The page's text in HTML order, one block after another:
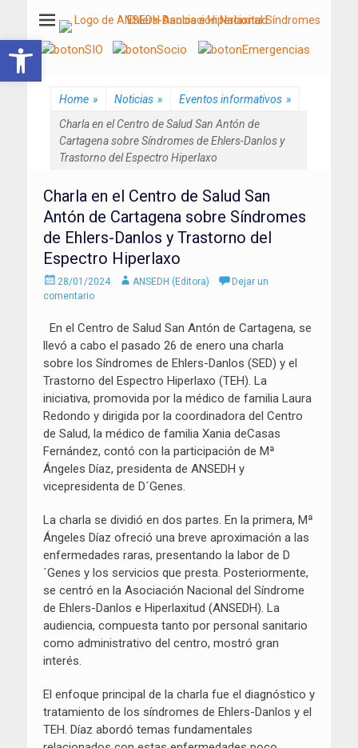
ANSEDH
Asociación Nacional del Síndrome de Ehlers-Danlos e Hiperlaxitud
Home » Noticias » Eventos informativos »
Charla en el Centro de Salud San Antón de
Cartagena sobre Síndromes de Ehlers-Danlos y
Trastorno del Espectro Hiperlaxo
Charla en el Centro de Salud San
Antón de Cartagena sobre Síndromes
de Ehlers-Danlos y Trastorno del
Espectro Hiperlaxo
Enviado
el
28/01/2024 AutorANSEDH (Editora)
Dejar un
comentario
En el Centro de Salud San Antón de Cartagena, se
llevó a cabo el pasado 26 de enero una charla
sobre los Síndromes de Ehlers-Danlos (SED) y el
Trastorno del Espectro Hiperlaxo (TEH). La
iniciativa, promovida por la médico de familia Laura
Redondo y dirigida por la coordinadora del Centro
de Salud, la médico de familia Xania deCasas
Fernández, contó con la participación de Mª
Ángeles Díaz, presidenta de ANSEDH y
vicepresidenta de D´Genes.
La charla se dividió en dos partes. En la primera, Mª
Ángeles Díaz ofreció una breve aproximación a las
enfermedades raras, presentando la labor de D
´Genes y los servicios que presta. Posteriormente,
se centró en la Asociación Nacional del Síndrome
de Ehlers-Danlos e Hiperlaxitud (ANSEDH). La
audiencia, compuesta tanto por personal sanitario
como administrativo del centro, mostró gran
interés.
El enfoque principal de la charla fue el diagnóstico y
tratamiento de los síndromes de Ehlers-Danlos y el
TEH. Díaz abordó temas fundamentales
Abrir barra de herramientas